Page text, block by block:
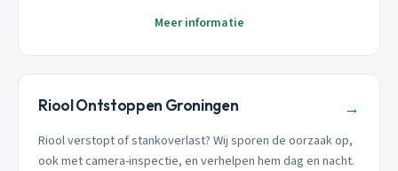
Meer informatie
Riool Ontstoppen Groningen →
Riool verstopt of stankoverlast? Wij sporen de oorzaak op,
ook met camera-inspectie, en verhelpen hem dag en nacht.